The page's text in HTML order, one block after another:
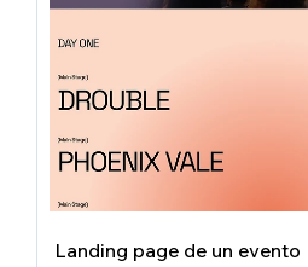
Landing page de un evento